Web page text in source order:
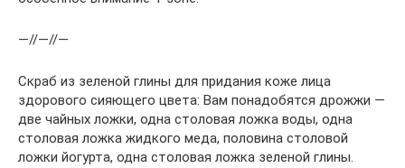
—//—//—
Скраб из зеленой глины для придания коже лица
здорового сияющего цвета: Вам понадобятся дрожжи —
две чайных ложки, одна столовая ложка воды, одна
столовая ложка жидкого меда, половина столовой
ложки йогурта, одна столовая ложка зеленой глины.